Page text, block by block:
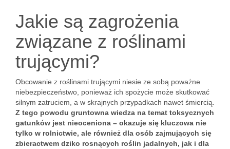
Jakie są zagrożenia
związane z roślinami
trującymi?
Obcowanie z roślinami trującymi niesie ze sobą poważne
niebezpieczeństwo, ponieważ ich spożycie może skutkować
silnym zatruciem, a w skrajnych przypadkach nawet śmiercią.
Z tego powodu gruntowna wiedza na temat toksycznych
gatunków jest nieoceniona – okazuje się kluczowa nie
tylko w rolnictwie, ale również dla osób zajmujących się
zbieractwem dziko rosnących roślin jadalnych, jak i dla